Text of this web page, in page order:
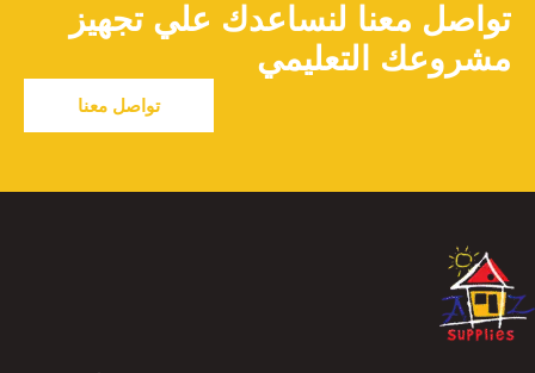
تواصل معنا لنساعدك علي تجهيز
مشروعك التعليمي
تواصل معنا